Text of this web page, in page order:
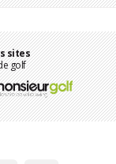
sites
golf